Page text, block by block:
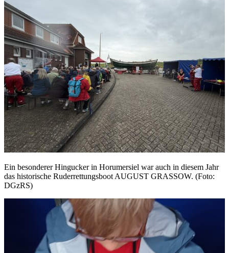
Ein besonderer Hingucker in Horumersiel war auch in diesem Jahr
das historische Ruderrettungsboot AUGUST GRASSOW. (Foto:
DGzRS)